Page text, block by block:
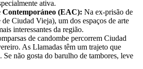
ativa.
Contemporáneo (EAC): Na ex-prisão de
Ciudad Vieja), um dos espaços de arte
interessantes da região.
de candombe percorrem Ciudad
As Llamadas têm um trajeto que
Se não gosta do barulho de tambores, leve